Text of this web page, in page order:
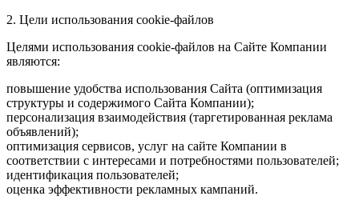
2. Цели использования cookie-файлов
Целями использования cookie-файлов на Сайте Компании
являются:
повышение удобства использования Сайта (оптимизация
структуры и содержимого Сайта Компании);
персонализация взаимодействия (таргетированная реклама
объявлений);
оптимизация сервисов, услуг на сайте Компании в
соответствии с интересами и потребностями пользователей;
идентификация пользователей;
оценка эффективности рекламных кампаний.